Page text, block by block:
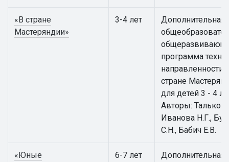
«В стране
Мастеряндии»
3-4 лет
Дополнительная
программа
направленности
стране
для детей 3 - 4
Авторы:
Иванова Н.Г.,
С.Н., Бабич Е.В.
«Юные
6-7 лет
Дополнительная